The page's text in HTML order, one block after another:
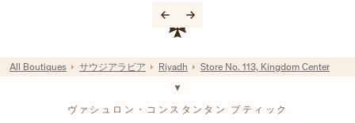
コーポレートサイトへのリンク
Return to Nav
ヴァシュロン・コンスタンタン ブティック
All Boutiques サウジアラビア Riyadh Store No. 113, Kingdom Center